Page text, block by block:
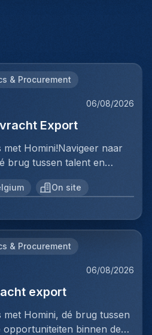
& Procurement
06/08/2026
Export
Homini!Navigeer naar
brug tussen talent en
binnen de
in wervingsdiensten,
topbedrijven in diverse
en toewijding streven
staat elk individu centraal;
zoeken we een
Export voor een
met een passie voor
On site
& Procurement
06/08/2026
export
Homini, dé brug tussen
binnen de